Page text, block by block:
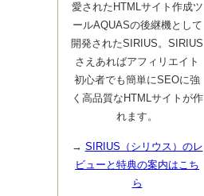
愛されたHTMLサイト作成ツ
ールAQUASの後継機として
開発されたSIRIUS。SIRIUS
さえあればアフィリエイト
初心者でも簡単にSEOに強
く高品質なHTMLサイトが作
れます。
→ SIRIUS（シリウス）のレ
ビューと特典の案内はこち
ら